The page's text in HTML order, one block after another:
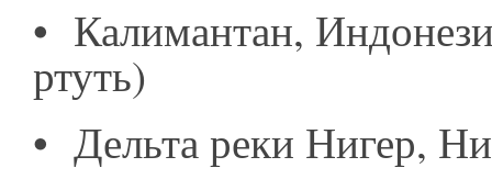
• Калимантан,
ртуть)
• Дельта реки Нигер,